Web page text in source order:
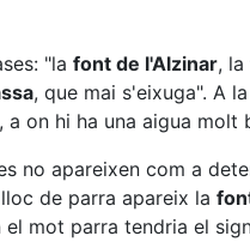
"la font de l'Alzinar, la
, que mai s'eixuga". A
, a on hi ha una aigua molt
no apareixen com a
de parra apareix la
el mot parra tendria el